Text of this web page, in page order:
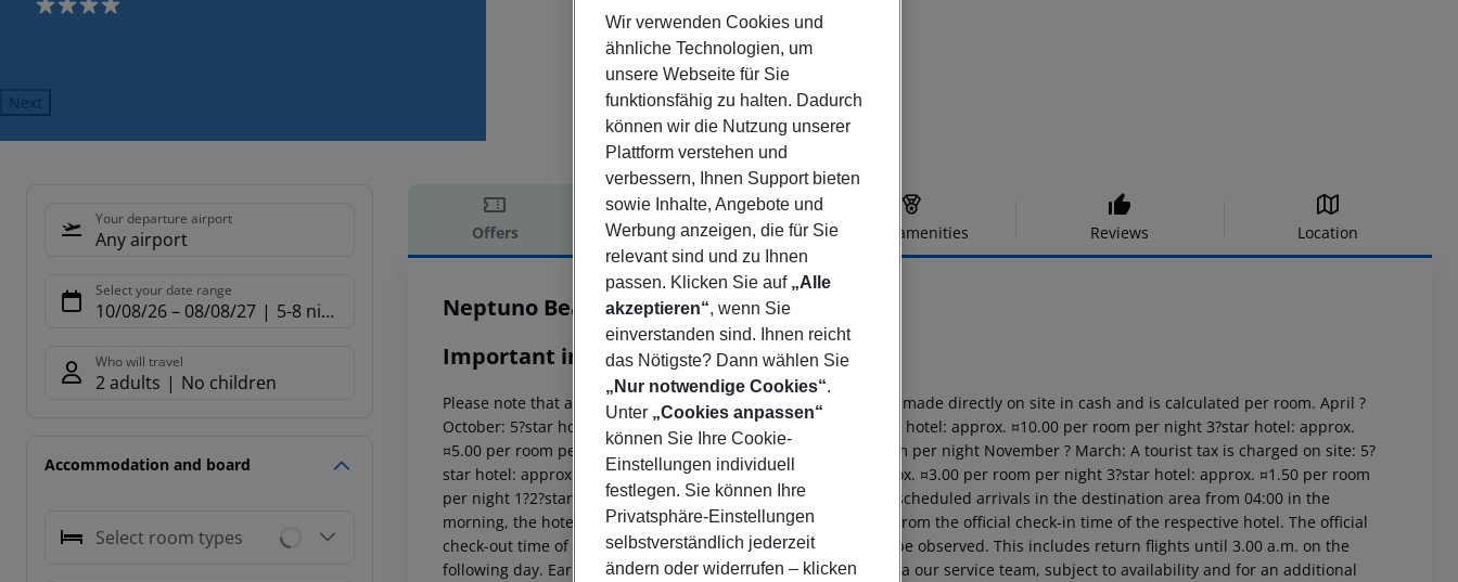
4
Next
Your departure airport
Any airport
Select your date range
10/08/26– 08/08/27 5-8 nights
Who will travel
2 adults No children
Accommodation and board
Select room types
Offers Offer description Hotel amenities Reviews Location
Offer description
Neptuno Beach
4
Important info
Please note that a climate tax is charged in Greece. Payment is made directly on site in cash and is calculated per room. April ?
October: 5?star hotel: approx. ¤15.00 per room per night 4?star hotel: approx. ¤10.00 per room per night 3?star hotel: approx.
¤5.00 per room per night 1?2?star hotel: approx. ¤2.00 per room per night November ? March: A tourist tax is charged on site: 5?
star hotel: approx. ¤4.00 per room per night 4?star hotel: approx. ¤3.00 per room per night 3?star hotel: approx. ¤1.50 per room
per night 1?2?star hotel: approx. ¤0.50 per room per night For scheduled arrivals in the destination area from 04:00 in the
morning, the hotel room is only available on the day of arrival from the official check-in time of the respective hotel. The official
check-out time of the hotel on the day of departure must also be observed. This includes return flights until 3.00 a.m. on the
following day. Early check-in or late check-out can be booked via our service team, subject to availability and for an additional
Wir verwenden Cookies und
ähnliche Technologien, um
unsere Webseite für Sie
funktionsfähig zu halten. Dadurch
können wir die Nutzung unserer
Plattform verstehen und
verbessern, Ihnen Support bieten
sowie Inhalte, Angebote und
Werbung anzeigen, die für Sie
relevant sind und zu Ihnen
passen. Klicken Sie auf „Alle
akzeptieren“, wenn Sie
einverstanden sind. Ihnen reicht
das Nötigste? Dann wählen Sie
„Nur notwendige Cookies“.
Unter „Cookies anpassen“
können Sie Ihre Cookie-
Einstellungen individuell
festlegen. Sie können Ihre
Privatsphäre-Einstellungen
selbstverständlich jederzeit
ändern oder widerrufen – klicken